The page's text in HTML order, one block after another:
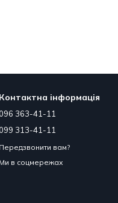
Контактна інформація
363-41-11
313-41-11
Передзвонити вам?
Ми в соцмережах